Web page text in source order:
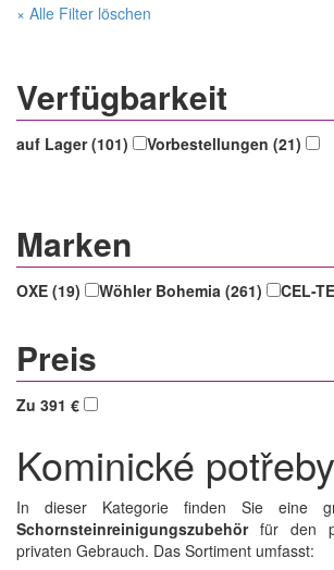
× Alle Filter löschen
Verfügbarkeit
auf Lager (101) Vorbestellungen (21)
Marken
OXE (19) Wöhler Bohemia (261) CEL-
Preis
Zu 391 €
Kominické potřeby
In dieser Kategorie finden Sie eine
Schornsteinreinigungszubehörfür den
privaten Gebrauch. Das Sortiment umfasst: